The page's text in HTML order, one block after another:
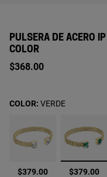
PULSERA DE ACERO
COLOR
$368.00
$379.00 $379.00
COLOR: VERDE